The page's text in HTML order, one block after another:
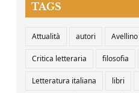
TAGS
Attualità autori Avellino
Critica letteraria filosofia
Letteratura italiana libri